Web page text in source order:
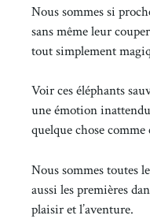
Nous sommes si
sans même leur
tout simplement
Voir ces éléphants
une émotion
quelque chose
Nous sommes toutes
aussi les premières
plaisir et l’aventure.